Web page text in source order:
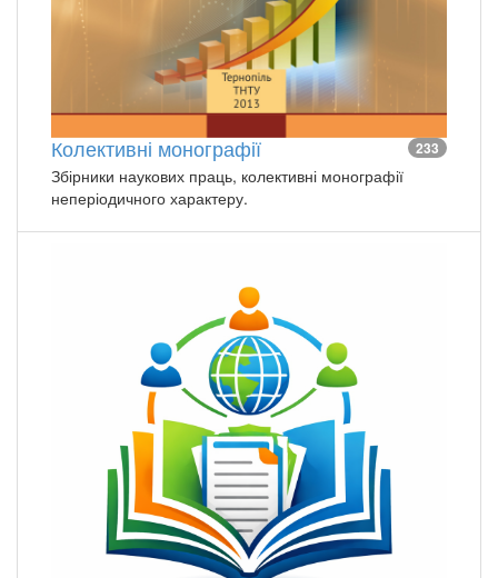
Колективні монографії 233
Збірники наукових праць, колективні монографії
неперіодичного характеру.